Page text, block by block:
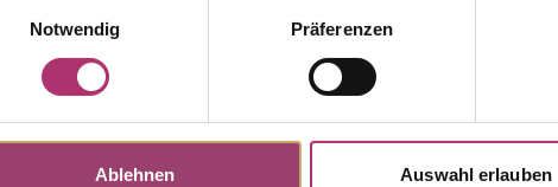
Notwendig
Präferenzen
Ablehnen Auswahl erlauben
Yellow
Golden Moments · Ear Jewelry · 14k Yellow